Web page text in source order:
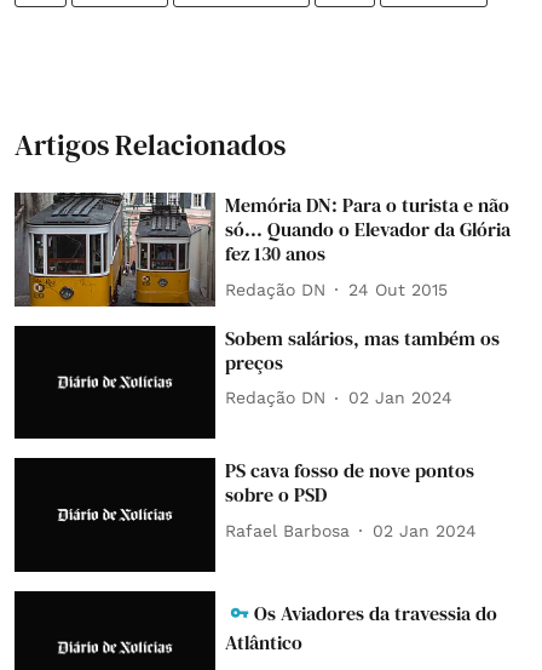
Artigos Relacionados
Memória DN: Para o turista e não
só... Quando o Elevador da Glória
fez 130 anos
Redação DN 24 Out 2015
Sobem salários, mas também os
preços
Redação DN 02 Jan 2024
PS cava fosso de nove pontos
sobre o PSD
Rafael Barbosa 02 Jan 2024
Os Aviadores da travessia do
Atlântico